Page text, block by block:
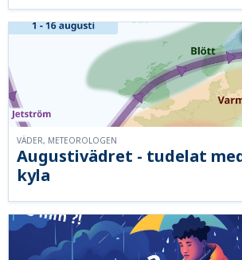
Augustivädret - tudelat
kyla
VÄDER, METEOROLOGEN